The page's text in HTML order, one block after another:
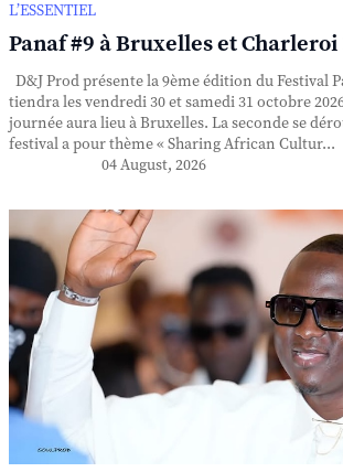
L’ESSENTIEL
Panaf #9 à Bruxelles et Charleroi
D&J Prod présente la 9ème édition du Festival
tiendra les vendredi 30 et samedi 31 octobre
journée aura lieu à Bruxelles. La seconde se
festival a pour thème « Sharing African Cultur...
04 August, 2026